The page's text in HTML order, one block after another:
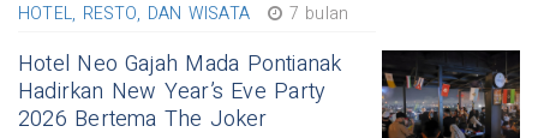
HOTEL, RESTO, DAN WISATA 7 bulan
Hotel Neo Gajah Mada Pontianak
Hadirkan New Year’s Eve Party
2026 Bertema The Joker